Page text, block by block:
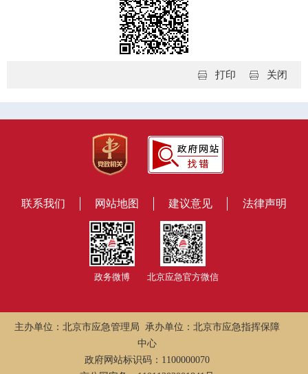
关闭
打印
联系我们 网站地图 建议意见 法律声明
政务微博 北京应急官方微信
主办单位：北京市应急管理局 承办单位：北京市应急指挥保障
中心
政府网站标识码：1100000070